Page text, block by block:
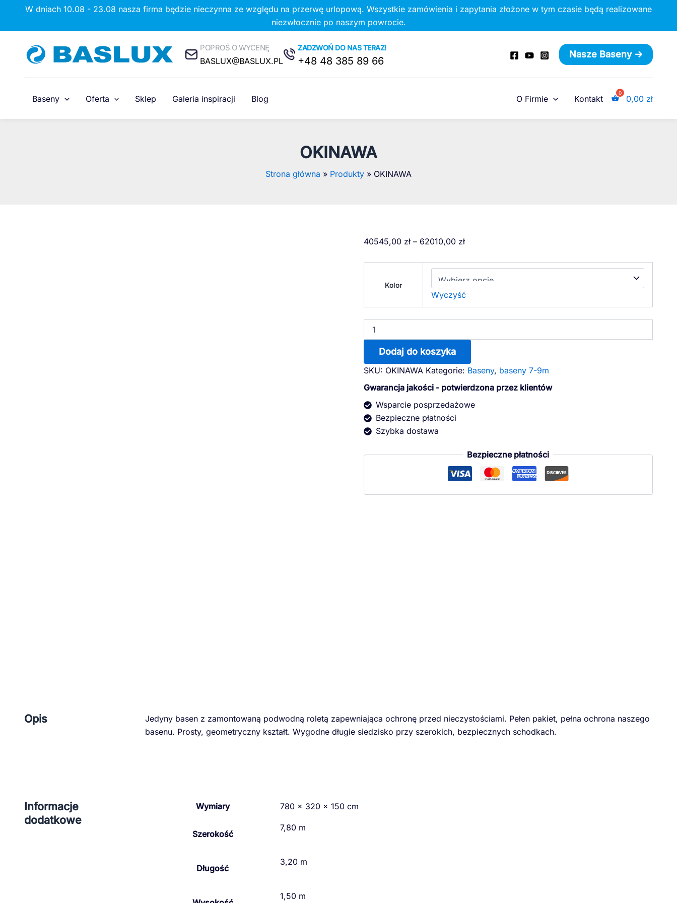
Przejdź
treści
W dniach 10.08 - 23.08 nasza firma będzie nieczynna ze względu na przerwę urlopową. Wszystkie zamówienia i zapytania złożone w tym czasie będą realizowane
niezwłocznie po naszym powrocie.
ZADZWOŃ DO NAS TERAZ!
+48 48 385 89 66
POPROŚ O WYCENĘ
BASLUX@BASLUX.PL
Nasze Baseny ->
Baseny Oferta Sklep Galeria inspiracji Blog O Firmie Kontakt 0,00 zł
OKINAWA
Strona główna Produkty OKINAWA
40545,00 zł – 62010,00 złZakres
od
40545,00 zł
do
62010,00 zł
Kolor
Wyczyść
ilość
Dodaj do koszyka
SKU: OKINAWA Kategorie: Baseny, baseny 7-9m
Gwarancja jakości - potwierdzona przez klientów
Wsparcie posprzedażowe
Bezpieczne płatności
Szybka dostawa
Bezpieczne płatności
Opis
Jedyny basen z zamontowaną podwodną roletą zapewniająca ochronę przed nieczystościami. Pełen pakiet, pełna ochrona naszego
basenu. Prosty, geometryczny kształt. Wygodne długie siedzisko przy szerokich, bezpiecznych schodkach.
Informacje
dodatkowe
Wymiary 780 × 320 × 150 cm
Szerokość
7,80 m
Długość
3,20 m
1,50 m